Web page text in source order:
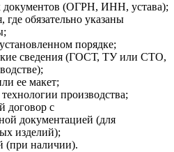
документов (ОГРН, ИНН, устава);
где обязательно указаны
порядке;
сведения (ГОСТ, ТУ или СТО,
ее макет;
производства;
договор с
документацией (для
изделий);
(при наличии).